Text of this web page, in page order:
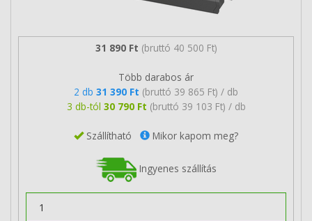
31 890 Ft (bruttó 40 500 Ft)
Több darabos ár
2 db 31 390 Ft (bruttó 39 865 Ft) / db
3 db-tól 30 790 Ft (bruttó 39 103 Ft) / db
Szállítható Mikor kapom meg?
Ingyenes szállítás